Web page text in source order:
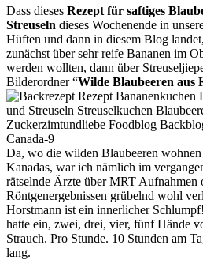
Dass dieses Rezept für saftiges
Streuseln dieses Wochenende in
Hüften und dann in diesem Blog
zunächst über sehr reife Bananen im
werden wollten, dann über
Bilderordner “Wilde Blaubeeren aus
Da, wo die wilden Blaubeeren
Kanadas, war ich nämlich im
rätselnde Ärzte über MRT Aufnahmen
Röntgenergebnissen grübelnd wohl
Horstmann ist ein innerlicher
hatte ein, zwei, drei, vier, fünf Hände
Strauch. Pro Stunde. 10 Stunden am
lang.